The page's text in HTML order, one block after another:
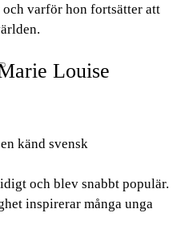
varför hon fortsätter att
Louise
känd svensk
och blev snabbt populär.
inspirerar många unga